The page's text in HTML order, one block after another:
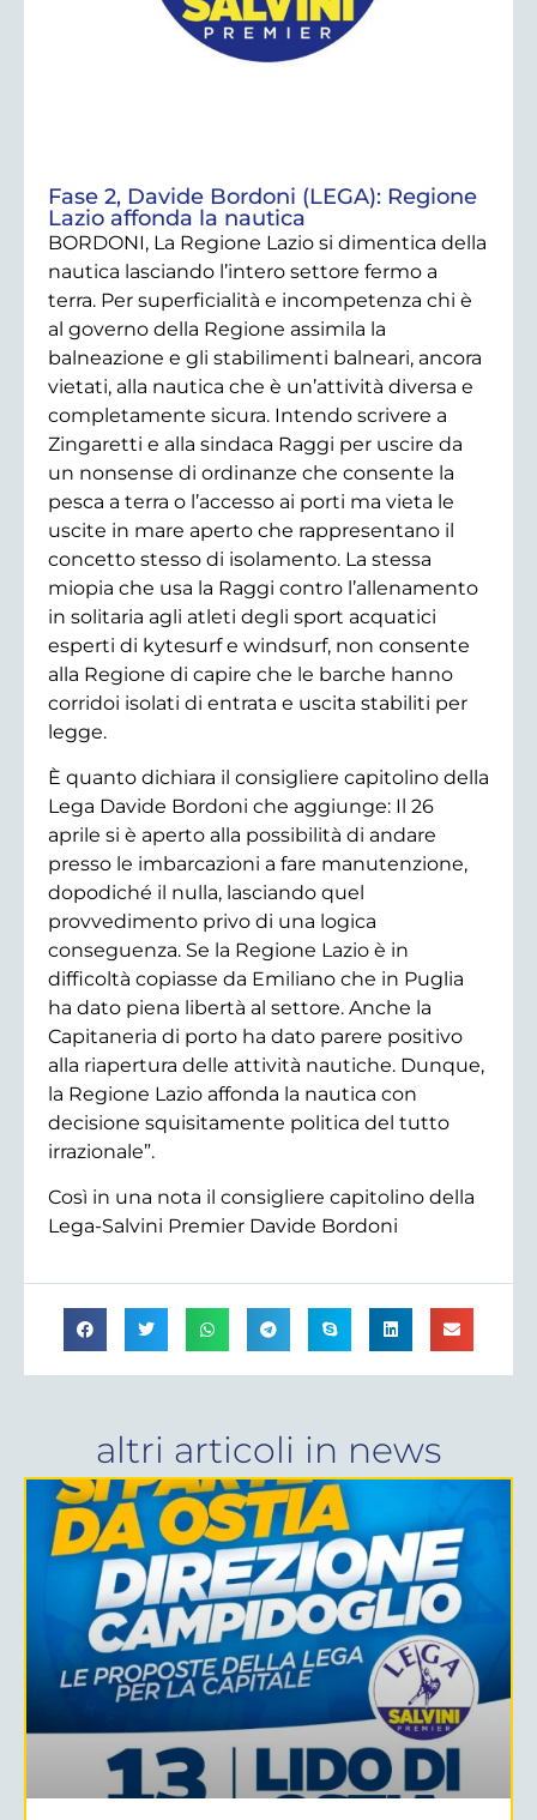
Fase 2, Davide Bordoni (LEGA): Regione
Lazio affonda la nautica
BORDONI, La Regione Lazio si dimentica della
nautica lasciando l’intero settore fermo a
terra. Per superficialità e incompetenza chi è
al governo della Regione assimila la
balneazione e gli stabilimenti balneari, ancora
vietati, alla nautica che è un’attività diversa e
completamente sicura. Intendo scrivere a
Zingaretti e alla sindaca Raggi per uscire da
un nonsense di ordinanze che consente la
pesca a terra o l’accesso ai porti ma vieta le
uscite in mare aperto che rappresentano il
concetto stesso di isolamento. La stessa
miopia che usa la Raggi contro l’allenamento
in solitaria agli atleti degli sport acquatici
esperti di kytesurf e windsurf, non consente
alla Regione di capire che le barche hanno
corridoi isolati di entrata e uscita stabiliti per
legge.
È quanto dichiara il consigliere capitolino della
Lega Davide Bordoni che aggiunge: Il 26
aprile si è aperto alla possibilità di andare
presso le imbarcazioni a fare manutenzione,
dopodiché il nulla, lasciando quel
provvedimento privo di una logica
conseguenza. Se la Regione Lazio è in
difficoltà copiasse da Emiliano che in Puglia
ha dato piena libertà al settore. Anche la
Capitaneria di porto ha dato parere positivo
alla riapertura delle attività nautiche. Dunque,
la Regione Lazio affonda la nautica con
decisione squisitamente politica del tutto
irrazionale”.
Così in una nota il consigliere capitolino della
Lega-Salvini Premier Davide Bordoni
altri articoli in news